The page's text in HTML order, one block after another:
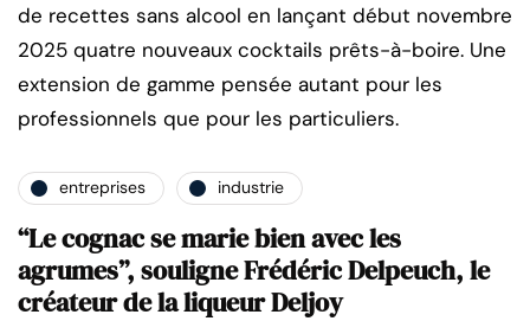
de recettes sans alcool en lançant début novembre
2025 quatre nouveaux cocktails prêts-à-boire. Une
extension de gamme pensée autant pour les
professionnels que pour les particuliers.
entreprises industrie
“Le cognac se marie bien avec les
agrumes”, souligne Frédéric Delpeuch, le
créateur de la liqueur Deljoy